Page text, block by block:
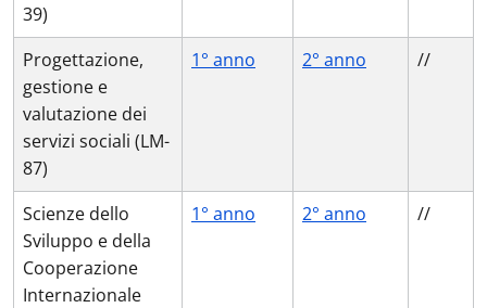
39)
Progettazione,
gestione e
valutazione dei
servizi sociali (LM-
87)
1° anno 2° anno //
Scienze dello
Sviluppo e della
Cooperazione
Internazionale
1° anno 2° anno //